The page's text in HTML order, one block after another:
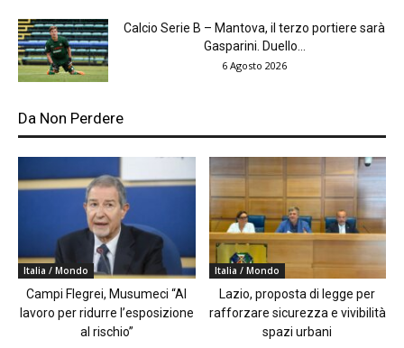
Calcio Serie B – Mantova, il terzo portiere sarà
Gasparini. Duello...
6 Agosto 2026
Da Non Perdere
Italia / Mondo
Campi Flegrei, Musumeci “Al
lavoro per ridurre l’esposizione
al rischio”
Italia / Mondo
Lazio, proposta di legge per
rafforzare sicurezza e vivibilità
spazi urbani